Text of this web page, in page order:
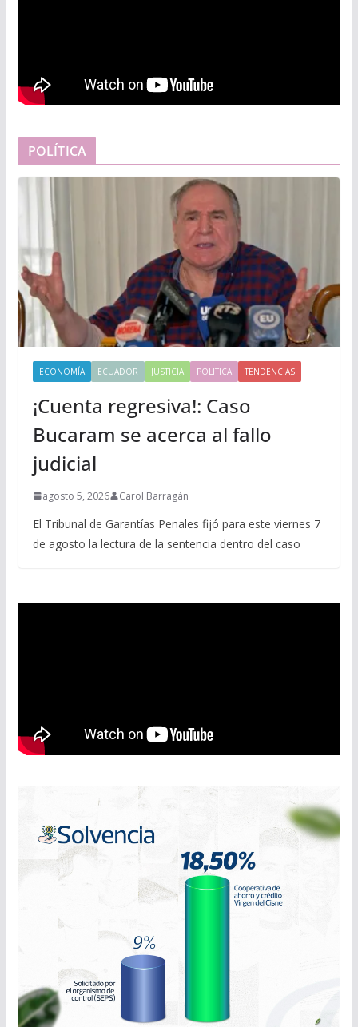
POLÍTICA
ECONOMÍA ECUADOR JUSTICIA POLITICA TENDENCIAS
¡Cuenta regresiva!: Caso
Bucaram se acerca al fallo
judicial
agosto 5, 2026 Carol Barragán
El Tribunal de Garantías Penales fijó para este viernes 7
de agosto la lectura de la sentencia dentro del caso